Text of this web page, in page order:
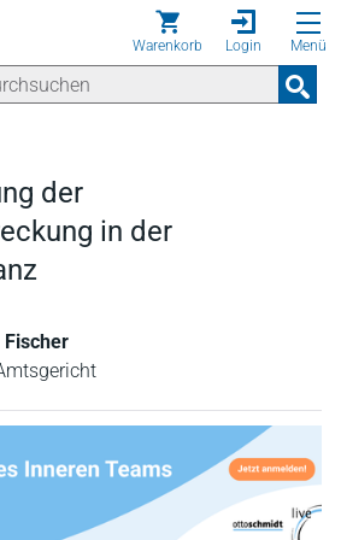
Warenkorb Login Menü
der
in der
Fischer